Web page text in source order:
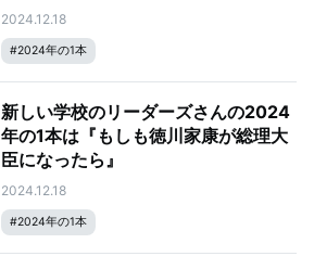
2024.12.18
#2024年の1本
新しい学校のリーダーズさんの2024
年の1本は『もしも徳川家康が総理大
臣になったら』
2024.12.18
#2024年の1本